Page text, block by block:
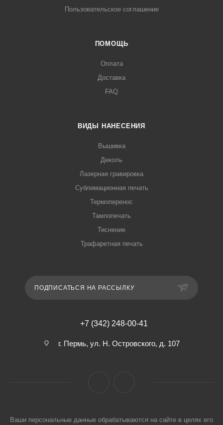
Пользовательское соглашение
ПОМОЩЬ
Оплата
Доставка
FAQ
ВИДЫ НАНЕСЕНИЯ
Вышивка
Деколь
Лазерная гравировка
Сублимационная печать
Термоперенос
Тампопечать
Тиснение
Трафаретная печать
ПОДПИСАТЬСЯ НА РАССЫЛКУ
+7 (342) 248-00-41
г. Пермь, ул. Н. Островского, д. 107
Ваши персональные данные обрабатываются на сайте в целях его